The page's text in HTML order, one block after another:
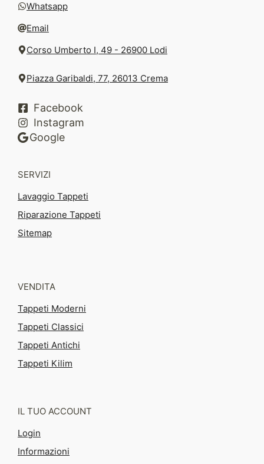
Whatsapp
Email
Corso Umberto I, 49 - 26900 Lodi
Piazza Garibaldi, 77, 26013 Crema
Facebook
Instagram
Google
SERVIZI
Lavaggio Tappeti
Riparazione Tappeti
Sitemap
VENDITA
Tappeti Moderni
Tappeti Classici
Tappeti Antichi
Tappeti Kilim
IL TUO ACCOUNT
Login
Informazioni